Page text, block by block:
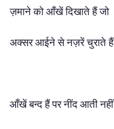
ज़माने को आँखें दिखाते हैं जो
अक्सर आईने से नज़रें चुराते हैं
आँखें बन्द हैं पर नींद आती नहीं